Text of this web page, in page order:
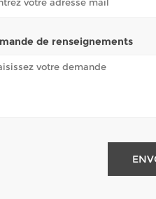
de renseignements